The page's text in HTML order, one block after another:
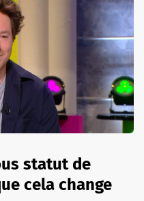
statut de
cela change